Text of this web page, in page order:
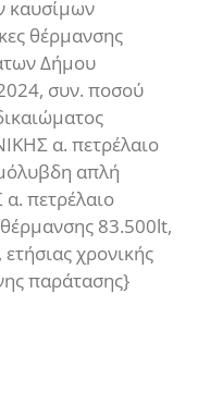
καυσίμων
θέρμανσης
Δήμου
συν. ποσού
α. πετρέλαιο
απλή
πετρέλαιο
83.500lt,
χρονικής
παράτασης}